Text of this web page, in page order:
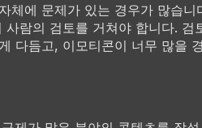
체에 문제가 있는 경우가 많습니
람의 검토를 거쳐야 합니다. 검
다듬고, 이모티콘이 너무 많을